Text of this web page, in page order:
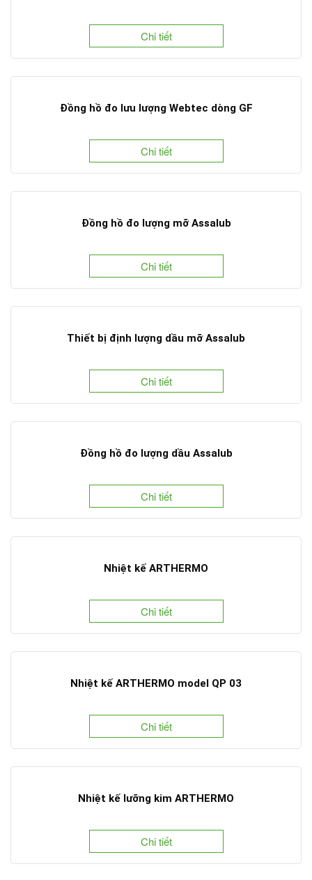
Chi tiết
Đồng hồ đo lưu lượng Webtec dòng GF
Chi tiết
Đồng hồ đo lượng mỡ Assalub
Chi tiết
Thiết bị định lượng dầu mỡ Assalub
Chi tiết
Đồng hồ đo lượng dầu Assalub
Chi tiết
Nhiệt kế ARTHERMO
Chi tiết
Nhiệt kế ARTHERMO model QP 03
Chi tiết
Nhiệt kế lưỡng kim ARTHERMO
Chi tiết